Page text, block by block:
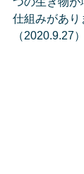
仕組みがあり
（2020.9.27）